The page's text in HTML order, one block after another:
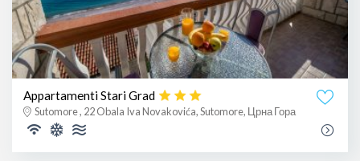
Appartamenti Stari Grad
Sutomore , 22 Obala Iva Novakovića, Sutomore, Црна Гора